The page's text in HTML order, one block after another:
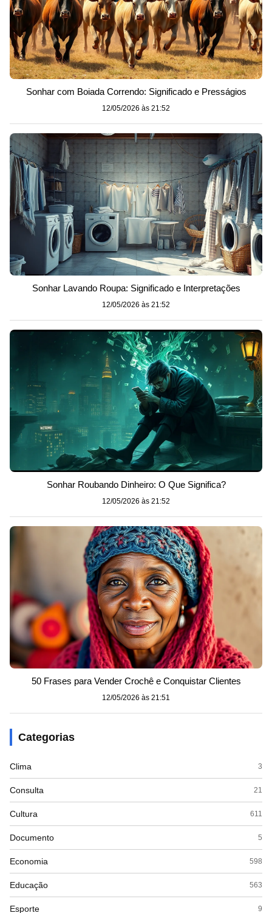
Sonhar com Boiada Correndo: Significado e Presságios
12/05/2026 às 21:52
Sonhar Lavando Roupa: Significado e Interpretações
12/05/2026 às 21:52
Sonhar Roubando Dinheiro: O Que Significa?
12/05/2026 às 21:52
50 Frases para Vender Crochê e Conquistar Clientes
12/05/2026 às 21:51
Categorias
Clima 3
Consulta 21
Cultura 611
Documento 5
Economia 598
Educação 563
Esporte 9